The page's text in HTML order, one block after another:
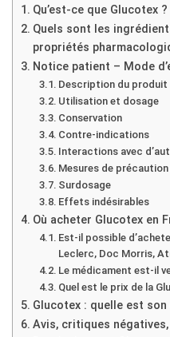
Qu’est-ce que Glucotex ?
Quels sont les
propriétés
Notice patient – Mode
Description du produit
Utilisation et dosage
Conservation
Contre-indications
Interactions avec
Mesures de
Surdosage
Effets indésirables
Où acheter Glucotex en
Est-il possible
Leclerc, Doc Morris,
Le médicament est-il
Quel est le prix de la
Glucotex : quelle est
Avis, critiques